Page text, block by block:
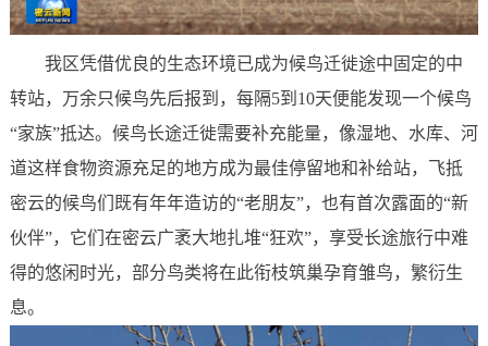
我区凭借优良的生态环境已成为候鸟迁徙途中固定的中
转站，万余只候鸟先后报到，每隔5到10天便能发现一个候鸟
“家族”抵达。候鸟长途迁徙需要补充能量，像湿地、水库、河
道这样食物资源充足的地方成为最佳停留地和补给站，飞抵
密云的候鸟们既有年年造访的“老朋友”，也有首次露面的“新
伙伴”，它们在密云广袤大地扎堆“狂欢”，享受长途旅行中难
得的悠闲时光，部分鸟类将在此衔枝筑巢孕育雏鸟，繁衍生
息。